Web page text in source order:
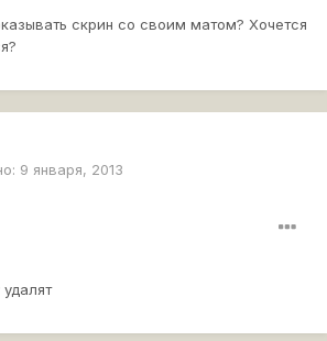
скрин со своим матом? Хочется
9 января, 2013